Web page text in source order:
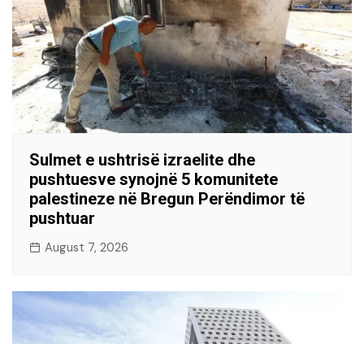
Sulmet e ushtrisë izraelite dhe
pushtuesve synojnë 5 komunitete
palestineze në Bregun Perëndimor të
pushtuar
August 7, 2026